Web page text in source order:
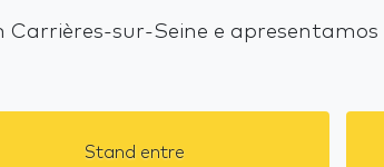
sur-Seine e
Stand entre